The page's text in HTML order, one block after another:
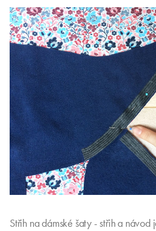
Střih na dámské šaty - střih a návod